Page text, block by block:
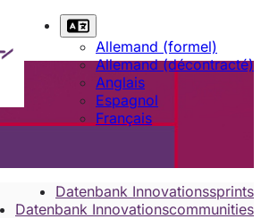
Allemand (formel)
Allemand (décontracté)
Anglais
Espagnol
Français
Datenbank Innovationssprints
Datenbank Innovationscommunities